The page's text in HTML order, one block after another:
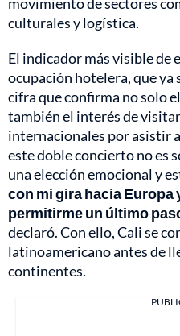
culturales y logística.
El indicador más visible de
ocupación hotelera, que ya
cifra que confirma no solo
también el interés de
internacionales por asistir
este doble concierto no es
una elección emocional y
con mi gira hacia Europa
permitirme un último
declaró. Con ello, Cali se
latinoamericano antes de
continentes.